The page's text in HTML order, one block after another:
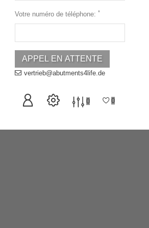
Votre numéro de téléphone: *
vertrieb@abutments4life.de
0 0